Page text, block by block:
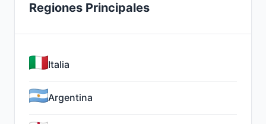
Regiones Principales
Italia
Argentina